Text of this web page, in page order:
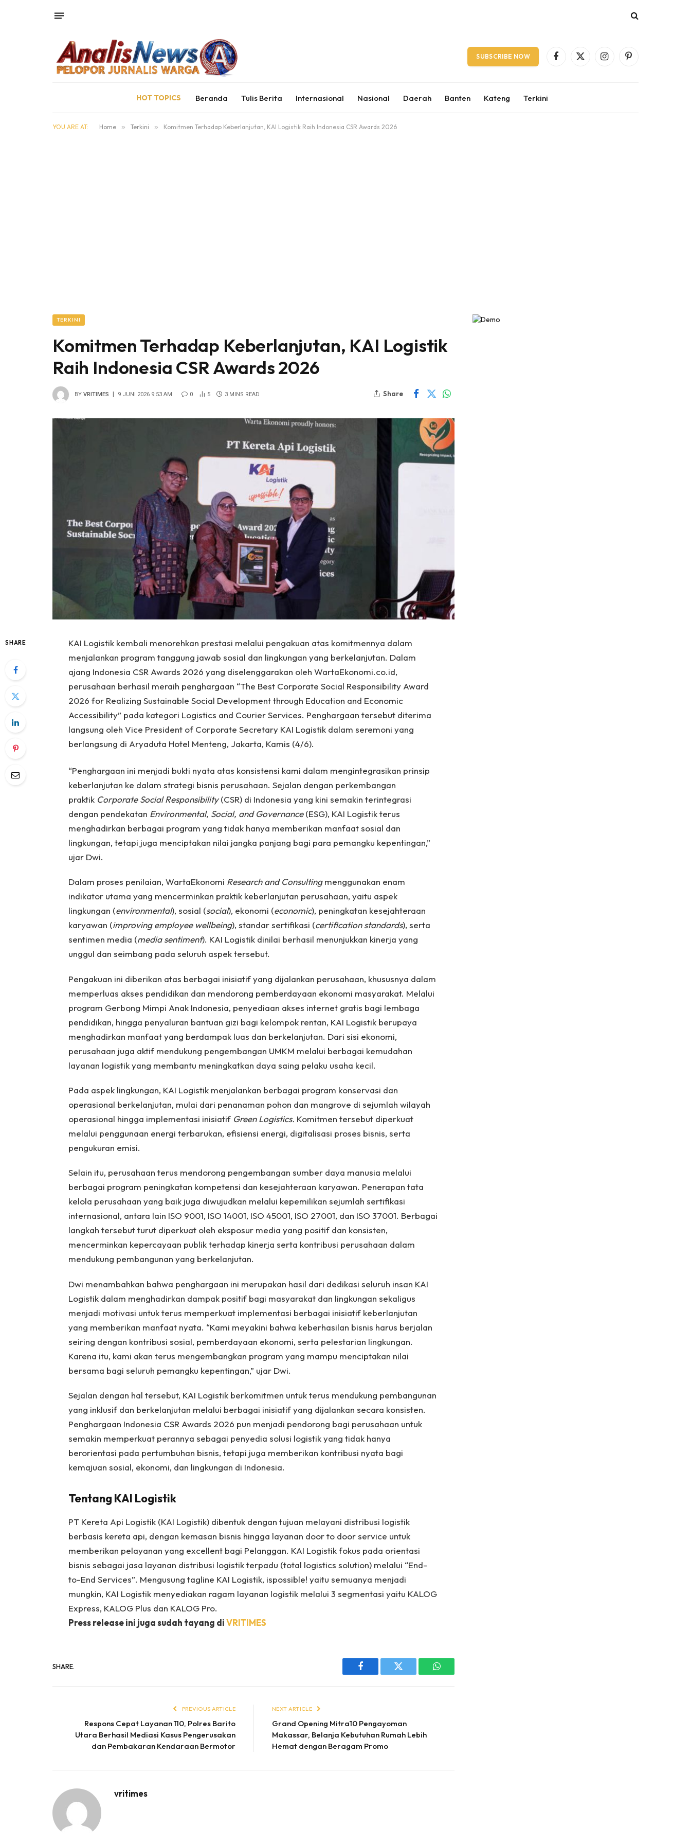
SUBSCRIBE NOW Facebook
X
InstagramPinterest
HOT TOPICS Beranda Tulis Berita Internasional Nasional Daerah Banten Kateng Terkini
YOU ARE AT: Home » Terkini » Komitmen Terhadap Keberlanjutan, KAI Logistik Raih Indonesia CSR Awards 2026
TERKINI
Komitmen Terhadap Keberlanjutan, KAI Logistik
Raih Indonesia CSR Awards 2026
BY VRITIMES 9 JUNI 2026 9:53 AM 0 5 3 MINS READ Share
SHARE
KAI Logistik kembali menorehkan prestasi melalui pengakuan atas komitmennya dalam
menjalankan program tanggung jawab sosial dan lingkungan yang berkelanjutan. Dalam
ajang Indonesia CSR Awards 2026 yang diselenggarakan oleh WartaEkonomi.co.id,
perusahaan berhasil meraih penghargaan “The Best Corporate Social Responsibility Award
2026 for Realizing Sustainable Social Development through Education and Economic
Accessibility” pada kategori Logistics and Courier Services. Penghargaan tersebut diterima
langsung oleh Vice President of Corporate Secretary KAI Logistik dalam seremoni yang
berlangsung di Aryaduta Hotel Menteng, Jakarta, Kamis (4/6).
“Penghargaan ini menjadi bukti nyata atas konsistensi kami dalam mengintegrasikan prinsip
keberlanjutan ke dalam strategi bisnis perusahaan. Sejalan dengan perkembangan
praktik Corporate Social Responsibility(CSR) di Indonesia yang kini semakin terintegrasi
dengan pendekatan Environmental, Social, and Governance(ESG), KAI Logistik terus
menghadirkan berbagai program yang tidak hanya memberikan manfaat sosial dan
lingkungan, tetapi juga menciptakan nilai jangka panjang bagi para pemangku kepentingan,”
ujar Dwi.
Dalam proses penilaian, WartaEkonomi Research and Consultingmenggunakan enam
indikator utama yang mencerminkan praktik keberlanjutan perusahaan, yaitu aspek
lingkungan (environmental), sosial (social), ekonomi (economic), peningkatan kesejahteraan
karyawan (improving employee wellbeing), standar sertifikasi (certification standards), serta
sentimen media (media sentiment). KAI Logistik dinilai berhasil menunjukkan kinerja yang
unggul dan seimbang pada seluruh aspek tersebut.
Pengakuan ini diberikan atas berbagai inisiatif yang dijalankan perusahaan, khususnya dalam
memperluas akses pendidikan dan mendorong pemberdayaan ekonomi masyarakat. Melalui
program Gerbong Mimpi Anak Indonesia, penyediaan akses internet gratis bagi lembaga
pendidikan, hingga penyaluran bantuan gizi bagi kelompok rentan, KAI Logistik berupaya
menghadirkan manfaat yang berdampak luas dan berkelanjutan. Dari sisi ekonomi,
perusahaan juga aktif mendukung pengembangan UMKM melalui berbagai kemudahan
layanan logistik yang membantu meningkatkan daya saing pelaku usaha kecil.
Pada aspek lingkungan, KAI Logistik menjalankan berbagai program konservasi dan
operasional berkelanjutan, mulai dari penanaman pohon dan mangrove di sejumlah wilayah
operasional hingga implementasi inisiatif Green Logistics. Komitmen tersebut diperkuat
melalui penggunaan energi terbarukan, efisiensi energi, digitalisasi proses bisnis, serta
pengukuran emisi.
Selain itu, perusahaan terus mendorong pengembangan sumber daya manusia melalui
berbagai program peningkatan kompetensi dan kesejahteraan karyawan. Penerapan tata
kelola perusahaan yang baik juga diwujudkan melalui kepemilikan sejumlah sertifikasi
internasional, antara lain ISO 9001, ISO 14001, ISO 45001, ISO 27001, dan ISO 37001. Berbagai
langkah tersebut turut diperkuat oleh eksposur media yang positif dan konsisten,
mencerminkan kepercayaan publik terhadap kinerja serta kontribusi perusahaan dalam
mendukung pembangunan yang berkelanjutan.
Dwi menambahkan bahwa penghargaan ini merupakan hasil dari dedikasi seluruh insan KAI
Logistik dalam menghadirkan dampak positif bagi masyarakat dan lingkungan sekaligus
menjadi motivasi untuk terus memperkuat implementasi berbagai inisiatif keberlanjutan
yang memberikan manfaat nyata. “Kami meyakini bahwa keberhasilan bisnis harus berjalan
seiring dengan kontribusi sosial, pemberdayaan ekonomi, serta pelestarian lingkungan.
Karena itu, kami akan terus mengembangkan program yang mampu menciptakan nilai
bersama bagi seluruh pemangku kepentingan,” ujar Dwi.
Sejalan dengan hal tersebut, KAI Logistik berkomitmen untuk terus mendukung pembangunan
yang inklusif dan berkelanjutan melalui berbagai inisiatif yang dijalankan secara konsisten.
Penghargaan Indonesia CSR Awards 2026 pun menjadi pendorong bagi perusahaan untuk
semakin memperkuat perannya sebagai penyedia solusi logistik yang tidak hanya
berorientasi pada pertumbuhan bisnis, tetapi juga memberikan kontribusi nyata bagi
kemajuan sosial, ekonomi, dan lingkungan di Indonesia.
Tentang KAI Logistik
PT Kereta Api Logistik (KAI Logistik) dibentuk dengan tujuan melayani distribusi logistik
berbasis kereta api, dengan kemasan bisnis hingga layanan door to door service untuk
memberikan pelayanan yang excellent bagi Pelanggan. KAI Logistik fokus pada orientasi
bisnis sebagai jasa layanan distribusi logistik terpadu (total logistics solution) melalui “End-
to-End Services”. Mengusung tagline KAI Logistik, ispossible! yaitu semuanya menjadi
mungkin, KAI Logistik menyediakan ragam layanan logistik melalui 3 segmentasi yaitu KALOG
Express, KALOG Plus dan KALOG Pro.
Press release ini juga sudah tayang diVRITIMES
SHARE.
Facebook Twitter WhatsApp
PREVIOUS ARTICLE
Respons Cepat Layanan 110, Polres Barito
Utara Berhasil Mediasi Kasus Pengerusakan
dan Pembakaran Kendaraan Bermotor
NEXT ARTICLE
Grand Opening Mitra10 Pengayoman
Makassar, Belanja Kebutuhan Rumah Lebih
Hemat dengan Beragam Promo
vritimes